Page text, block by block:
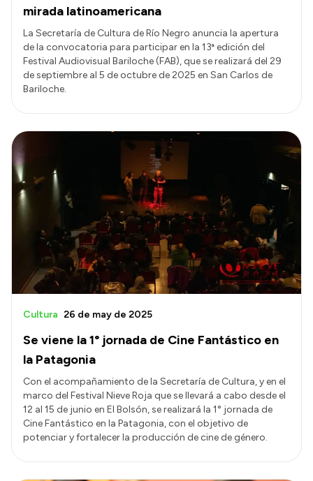
mirada latinoamericana
La Secretaría de Cultura de Río Negro anuncia la apertura
de la convocatoria para participar en la 13ª edición del
Festival Audiovisual Bariloche (FAB), que se realizará del 29
de septiembre al 5 de octubre de 2025 en San Carlos de
Bariloche.
Se viene la 1° jornada de Cine Fantástico en
la Patagonia
Cultura 26 de may de 2025
Con el acompañamiento de la Secretaría de Cultura, y en el
marco del Festival Nieve Roja que se llevará a cabo desde el
12 al 15 de junio en El Bolsón, se realizará la 1° jornada de
Cine Fantástico en la Patagonia, con el objetivo de
potenciar y fortalecer la producción de cine de género.